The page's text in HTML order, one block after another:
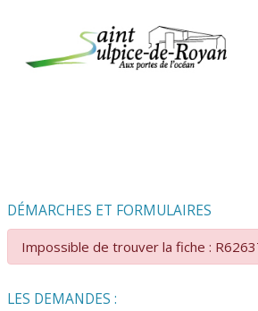
DÉMARCHES ET FORMULAIRES
Impossible de trouver la fiche :
LES DEMANDES :